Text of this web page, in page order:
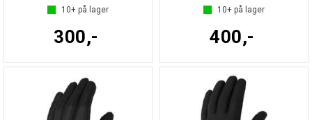
10+ på lager
300,-
10+ på lager
400,-